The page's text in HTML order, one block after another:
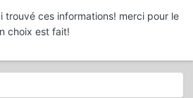
trouvé ces informations! merci pour le
choix est fait!